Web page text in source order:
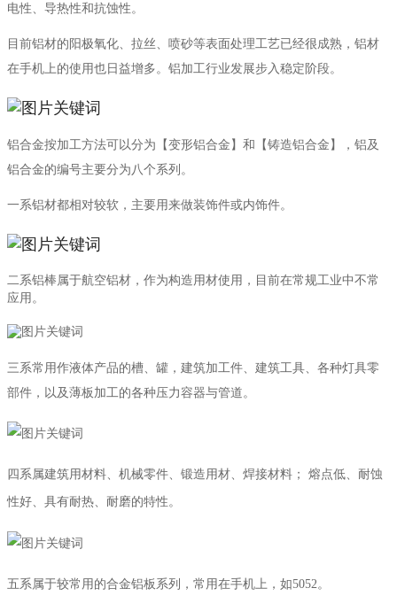
电性、导热性和抗蚀性。
目前铝材的阳极氧化、拉丝、喷砂等表面处理工艺已经很成熟，铝材
在手机上的使用也日益增多。铝加工行业发展步入稳定阶段。
铝合金按加工方法可以分为【变形铝合金】和【铸造铝合金】，铝及
铝合金的编号主要分为八个系列。
一系铝材都相对较软，主要用来做装饰件或内饰件。
二系铝棒属于航空铝材，作为构造用材使用，目前在常规工业中不常
应用。
三系常用作液体产品的槽、罐，建筑加工件、建筑工具、各种灯具零
部件，以及薄板加工的各种压力容器与管道。
四系属建筑用材料、机械零件、锻造用材、焊接材料； 熔点低、耐蚀
性好、具有耐热、耐磨的特性。
五系属于较常用的合金铝板系列，常用在手机上，如5052。